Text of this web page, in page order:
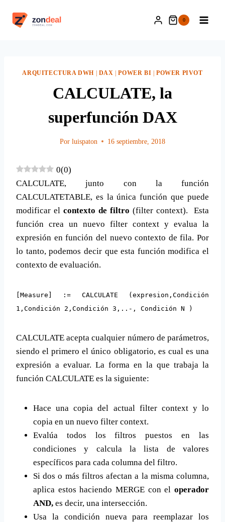
0
ARQUITECTURA DWH DAX |POWER BI POWER PIVOT
CALCULATE, la
superfunción DAX
Por luispaton 16 septiembre, 2018
0(0)
CALCULATE, junto con la función
CALCULATETABLE, es la única función que puede
modificar el contexto de filtro (filter context). Esta
función crea un nuevo filter context y evalua la
expresión en función del nuevo contexto de fila. Por
lo tanto, podemos decir que esta función modifica el
contexto de evaluación.
[Measure] := CALCULATE (expresion,Condición
1,Condición 2,Condición 3,..-, Condición N )
CALCULATE acepta cualquier número de parámetros,
siendo el primero el único obligatorio, es cual es una
expresión a evaluar. La forma en la que trabaja la
función CALCULATE es la siguiente:
Hace una copia del actual filter context y lo
copia en un nuevo filter context.
Evalúa todos los filtros puestos en las
condiciones y calcula la lista de valores
específicos para cada columna del filtro.
Si dos o más filtros afectan a la misma columna,
aplica estos haciendo MERGE con el operador
AND, es decir, una intersección.
Usa la condición nueva para reemplazar los